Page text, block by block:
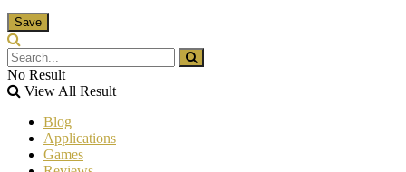
No Result
View All Result
Blog
Applications
Games